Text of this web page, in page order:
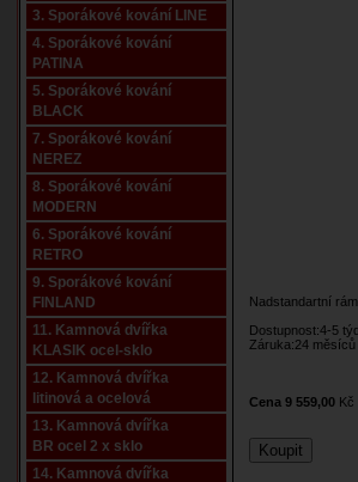
3. Sporákové kování LINE
4. Sporákové kování
PATINA
5. Sporákové kování
BLACK
7. Sporákové kování
NEREZ
8. Sporákové kování
MODERN
6. Sporákové kování
RETRO
9. Sporákové kování
FINLAND
11. Kamnová dvířka
KLASIK ocel-sklo
12. Kamnová dvířka
litinová a ocelová
13. Kamnová dvířka
BR ocel 2 x sklo
14. Kamnová dvířka
Nadstandartní
Dostupnost:4-5
Záruka:24 měsíců
Cena 9 559,00 Kč